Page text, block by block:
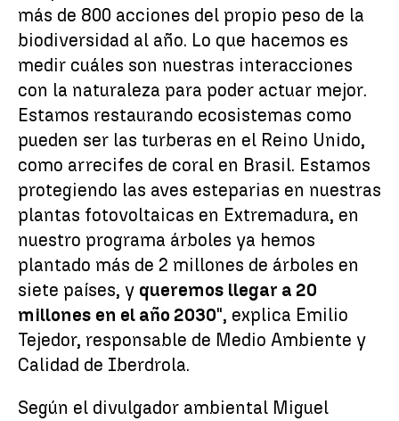
más de 800 acciones del propio peso de la
biodiversidad al año. Lo que hacemos es
medir cuáles son nuestras interacciones
con la naturaleza para poder actuar mejor.
Estamos restaurando ecosistemas como
pueden ser las turberas en el Reino Unido,
como arrecifes de coral en Brasil. Estamos
protegiendo las aves esteparias en nuestras
plantas fotovoltaicas en Extremadura, en
nuestro programa árboles ya hemos
plantado más de 2 millones de árboles en
siete países, y queremos llegar a 20
millones en el año 2030", explica Emilio
Tejedor, responsable de Medio Ambiente y
Calidad de Iberdrola.
Según el divulgador ambiental Miguel